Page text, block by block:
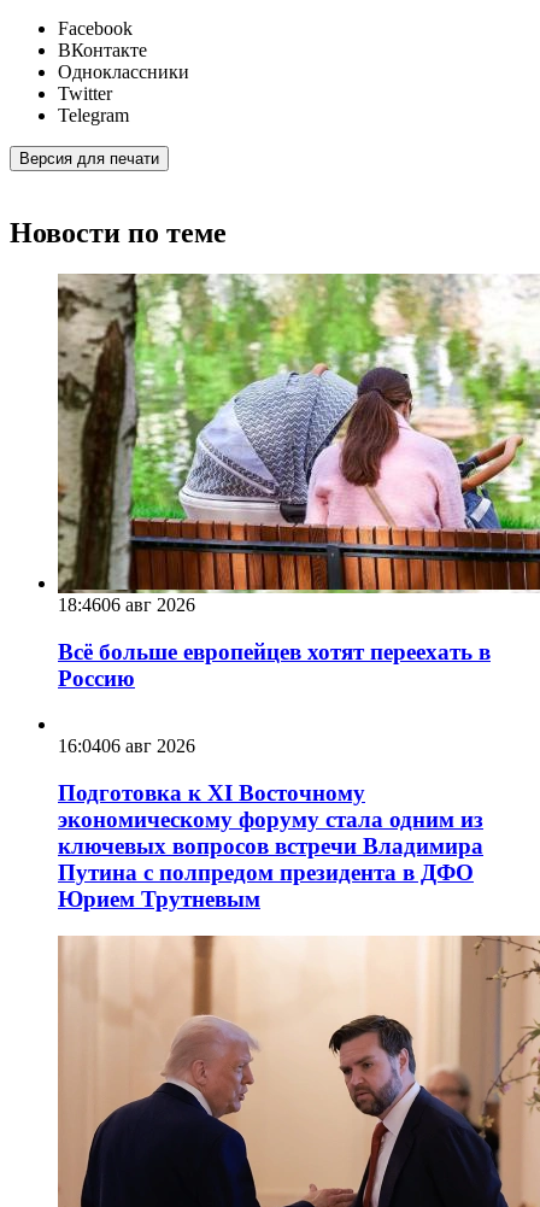
Facebook
ВКонтакте
Одноклассники
Twitter
Telegram
Версия для печати
Новости по теме
18:4606 авг 2026
Всё больше европейцев хотят переехать в
Россию
16:0406 авг 2026
Подготовка к XI Восточному
экономическому форуму стала одним из
ключевых вопросов встречи Владимира
Путина с полпредом президента в ДФО
Юрием Трутневым